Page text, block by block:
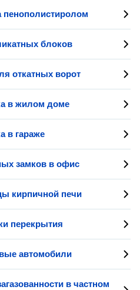
пенополистиролом
блоков
откатных ворот
в жилом доме
в гараже
замков в офис
кирпичной печи
перекрытия
автомобили
в частном